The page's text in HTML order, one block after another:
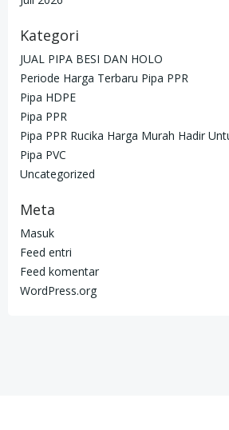
Kategori
JUAL PIPA BESI DAN HOLO
Periode Harga Terbaru Pipa PPR
Pipa HDPE
Pipa PPR
Pipa PPR Rucika Harga Murah Hadir
Pipa PVC
Uncategorized
Meta
Masuk
Feed entri
Feed komentar
WordPress.org